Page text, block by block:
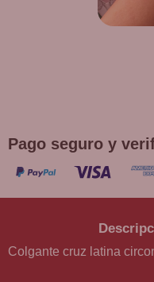
Pago seguro y
Colgante cruz latina